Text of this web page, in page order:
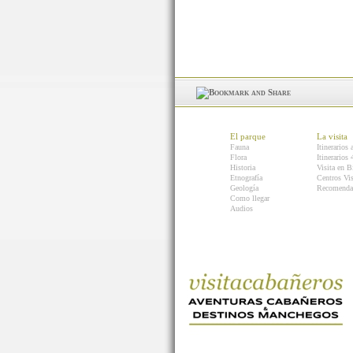
El parque
Fauna
Flora
Historia
Etnografía
Geología
Como llegar
Audios
La visita
Itinerarios
Itinerarios
Visita en
Centros